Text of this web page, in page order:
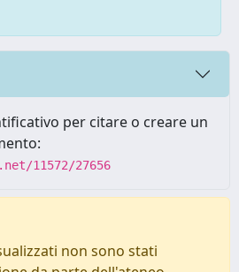
per citare o creare un
11572/27656
non sono stati